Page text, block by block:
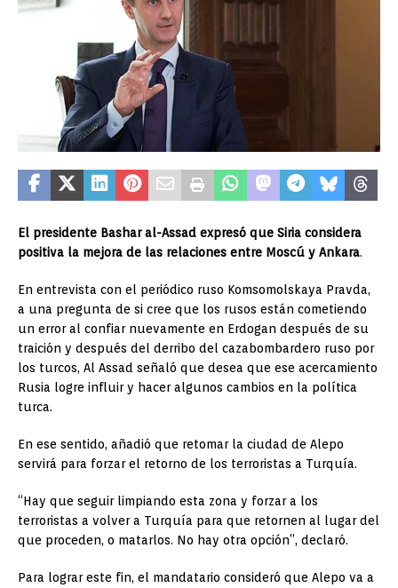
El presidente Bashar al-Assad expresó que Siria considera
positiva la mejora de las relaciones entre Moscú y Ankara.
En entrevista con el periódico ruso Komsomolskaya Pravda,
a una pregunta de si cree que los rusos están cometiendo
un error al confiar nuevamente en Erdogan después de su
traición y después del derribo del cazabombardero ruso por
los turcos, Al Assad señaló que desea que ese acercamiento
Rusia logre influir y hacer algunos cambios en la política
turca.
En ese sentido, añadió que retomar la ciudad de Alepo
servirá para forzar el retorno de los terroristas a Turquía.
“Hay que seguir limpiando esta zona y forzar a los
terroristas a volver a Turquía para que retornen al lugar del
que proceden, o matarlos. No hay otra opción”, declaró.
Para lograr este fin, el mandatario consideró que Alepo va a